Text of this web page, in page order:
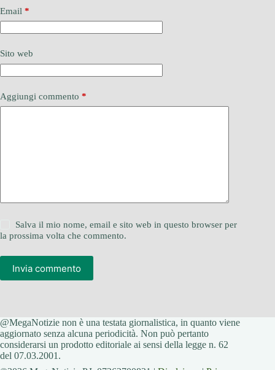
Email *
Sito web
Aggiungi commento *
Salva il mio nome, email e sito web in questo browser per
la prossima volta che commento.
Invia commento
@MegaNotizie non è una testata giornalistica, in quanto viene
aggiornato senza alcuna periodicità. Non può pertanto
considerarsi un prodotto editoriale ai sensi della legge n. 62
del 07.03.2001.